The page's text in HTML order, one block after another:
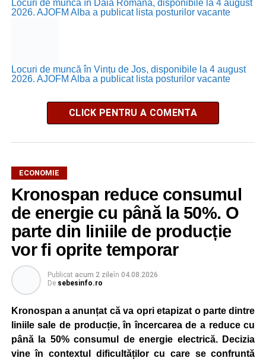
Locuri de muncă în Daia Română, disponibile la 4 august
2026. AJOFM Alba a publicat lista posturilor vacante
Locuri de muncă în Vințu de Jos, disponibile la 4 august
2026. AJOFM Alba a publicat lista posturilor vacante
CLICK PENTRU A COMENTA
ECONOMIE
Kronospan reduce consumul
de energie cu până la 50%. O
parte din liniile de producție
vor fi oprite temporar
Publicat acum 2 zileîn 04.08.2026
De sebesinfo.ro
Kronospan a anunțat că va opri etapizat o parte dintre
liniile sale de producție, în încercarea de a reduce cu
până la 50% consumul de energie electrică. Decizia
vine în contextul dificultăților cu care se confruntă